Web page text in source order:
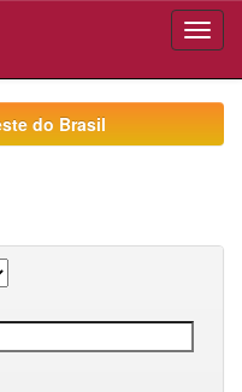
do Brasil